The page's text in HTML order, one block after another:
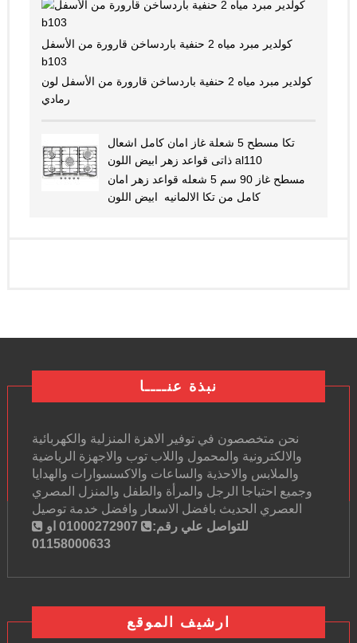
كولدير مبرد مياه 2 حنفية باردساخن قارورة من الأسفل
b103
كولدير مبرد مياه 2 حنفية باردساخن قارورة من الأسفل لون
رمادي
تكا مسطح 5 شعلة غاز امان كامل اشعال
ذاتى قواعد زهر ابيض اللون al110
مسطح غاز 90 سم 5 شعله قواعد زهر امان
كامل من تكا الالمانيه ابيض اللون
نبذة عنــــا
نحن متخصصون في توفير الاهزة المنزلية والكهربائية
والالكترونية والمحمول واللاب توب والاجهزة الرياضية
والملابس والاحذية والساعات والاكسسوارات والهدايا
وجميع احتياجا الرجل والمرأة والطفل والمنزل المصري
العصري الحديث بافضل الاسعار وافضل خدمة توصيل
للتواصل علي رقم:
01158000633
ارشيف الموقع